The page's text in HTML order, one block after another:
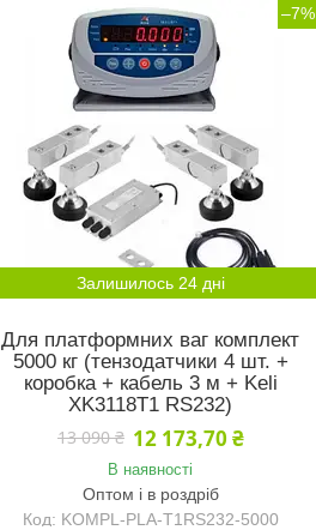
–7%
Залишилось 24 дні
Для платформних ваг комплект
5000 кг (тензодатчики 4 шт. +
коробка + кабель 3 м + Keli
XK3118Т1 RS232)
13 090 ₴ 12 173,70 ₴
В наявності
Оптом і в роздріб
KOMPL-PLA-Т1RS232-5000